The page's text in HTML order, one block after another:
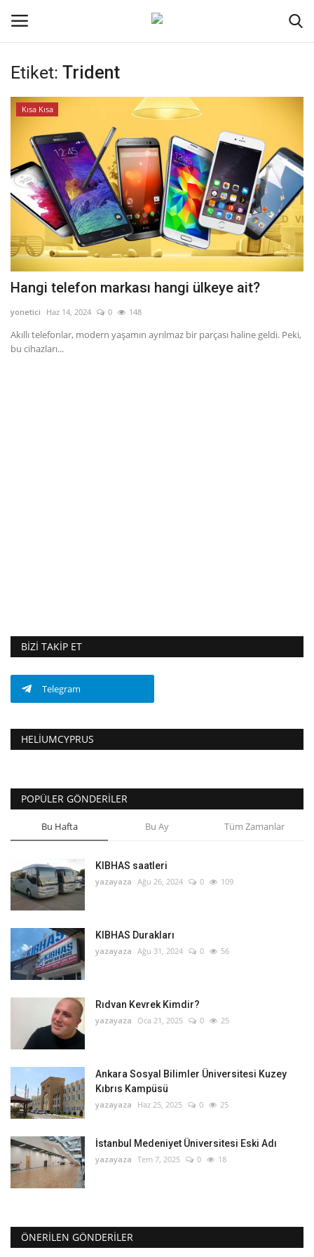
Oturum aç
Kripto Para
İletişim
Genel
Kodlama
Dil
Etiket: Trident
Kısa Kısa
Hangi telefon markası hangi ülkeye ait?
yonetici Haz 14, 2024 0 148
Akıllı telefonlar, modern yaşamın ayrılmaz bir parçası haline geldi. Peki,
bu cihazları...
BIZI TAKIP ET
Telegram
HELIUMCYPRUS
POPÜLER GÖNDERILER
Bu Hafta Bu Ay Tüm Zamanlar
KIBHAS saatleri
yazayaza Ağu 26, 2024 0 109
KIBHAS Durakları
yazayaza Ağu 31, 2024 0 56
Rıdvan Kevrek Kimdir?
yazayaza Oca 21, 2025 0 25
Ankara Sosyal Bilimler Üniversitesi Kuzey
Kıbrıs Kampüsü
yazayaza Haz 25, 2025 0 25
İstanbul Medeniyet Üniversitesi Eski Adı
yazayaza Tem 7, 2025 0 18
ÖNERILEN GÖNDERILER